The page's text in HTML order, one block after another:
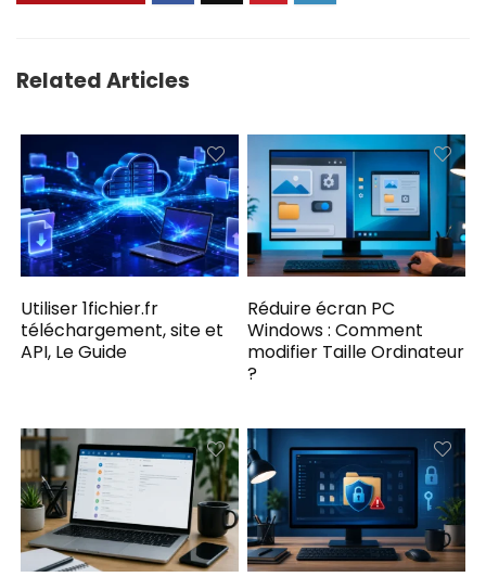
Related Articles
Utiliser 1fichier.fr
téléchargement, site et
API, Le Guide
Réduire écran PC
Windows : Comment
modifier Taille Ordinateur
?